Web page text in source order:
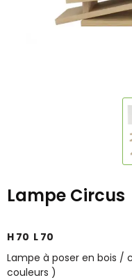
Lampe Circus
H 70 L 70
Lampe à poser en bois /
couleurs )